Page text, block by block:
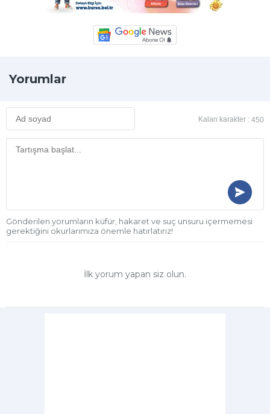
Yorumlar
Kalan karakter : 450
Gönderilen yorumların küfür, hakaret ve suç unsuru içermemesi
gerektiğini okurlarımıza önemle hatırlatırız!
İlk yorum yapan siz olun.